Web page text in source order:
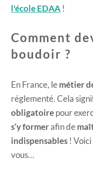
l'école EDAA !
Comment
boudoir ?
En France, le métier
réglementé. Cela
obligatoire pour
s’y formerafin de
indispensables !
vous…